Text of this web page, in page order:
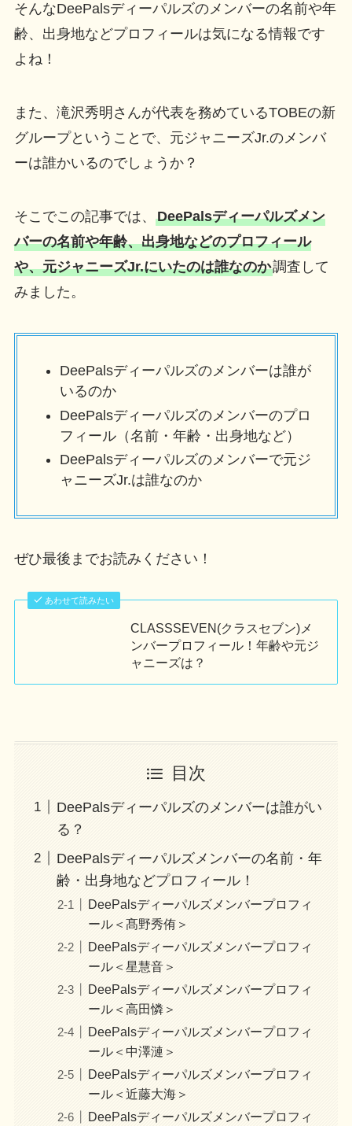
そんなDeePalsディーパルズのメンバーの名前や年
齢、出身地などプロフィールは気になる情報です
よね！
また、滝沢秀明さんが代表を務めているTOBEの新
グループということで、元ジャニーズJr.のメンバ
ーは誰かいるのでしょうか？
そこでこの記事では、 DeePalsディーパルズメン
バーの名前や年齢、出身地などのプロフィール
や、元ジャニーズJr.にいたのは誰なのか調査して
みました。
DeePalsディーパルズのメンバーは誰が
いるのか
DeePalsディーパルズのメンバーのプロ
フィール（名前・年齢・出身地など）
DeePalsディーパルズのメンバーで元ジ
ャニーズJr.は誰なのか
ぜひ最後までお読みください！
あわせて読みたい
CLASSSEVEN(クラスセブン)メ
ンバープロフィール！年齢や元ジ
ャニーズは？
目次
DeePalsディーパルズのメンバーは誰がい
る？
DeePalsディーパルズメンバーの名前・年
齢・出身地などプロフィール！
DeePalsディーパルズメンバープロフィ
ール＜髙野秀侑＞
DeePalsディーパルズメンバープロフィ
ール＜星慧音＞
DeePalsディーパルズメンバープロフィ
ール＜高田憐＞
DeePalsディーパルズメンバープロフィ
ール＜中澤漣＞
DeePalsディーパルズメンバープロフィ
ール＜近藤大海＞
DeePalsディーパルズメンバープロフィ